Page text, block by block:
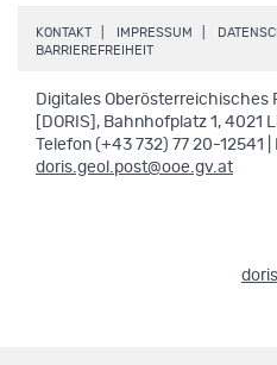
KONTAKT IMPRESSUM
BARRIEREFREIHEIT.
Digitales
[DORIS], Bahnhofplatz 1, 4021
Telefon (+43 732) 77 20-12541 |
doris.geol.post@ooe.gv.at